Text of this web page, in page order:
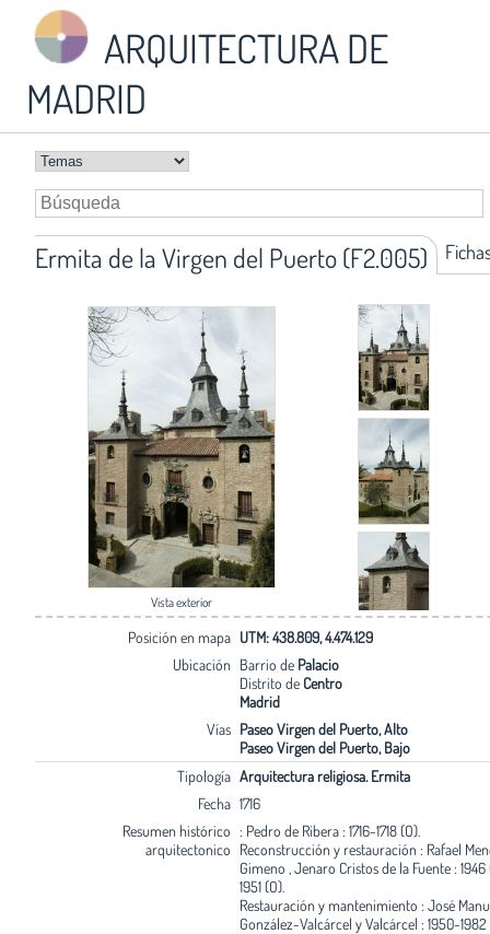
ARQUITECTURA DE
MADRID
Ermita de la Virgen del Puerto (F2.005)
Vista exterior
Posición en mapa UTM: 438.809, 4.474.129
Ubicación Barrio de Palacio
Distrito de Centro
Madrid
Vías Paseo Virgen del Puerto, Alto
Paseo Virgen del Puerto, Bajo
Tipología Arquitectura religiosa. Ermita
Fecha 1716
Resumen histórico
arquitectonico
: Pedro de Ribera : 1716-1718 (O).
Reconstrucción y restauración : Rafael
Gimeno , Jenaro Cristos de la Fuente : 1946
1951 (O).
Restauración y mantenimiento : José
González-Valcárcel y Valcárcel : 1950-1982